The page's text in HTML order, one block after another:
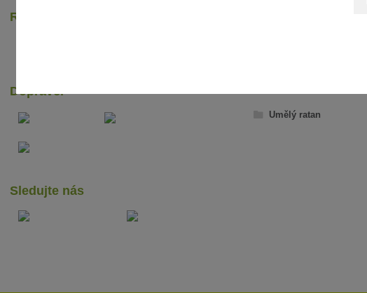
Rychlé online platby
Dopravci
Sledujte nás
Umělý ratan